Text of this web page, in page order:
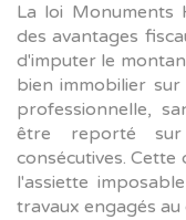
La loi Monuments
des avantages
d'imputer le
bien immobilier
professionnelle,
être reporté
consécutives.
l'assiette
travaux engagés au